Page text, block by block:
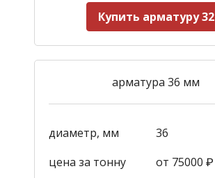
Купить арматуру 32
арматура 36 мм
диаметр, мм
36
цена за тонну
от 75000 ₽